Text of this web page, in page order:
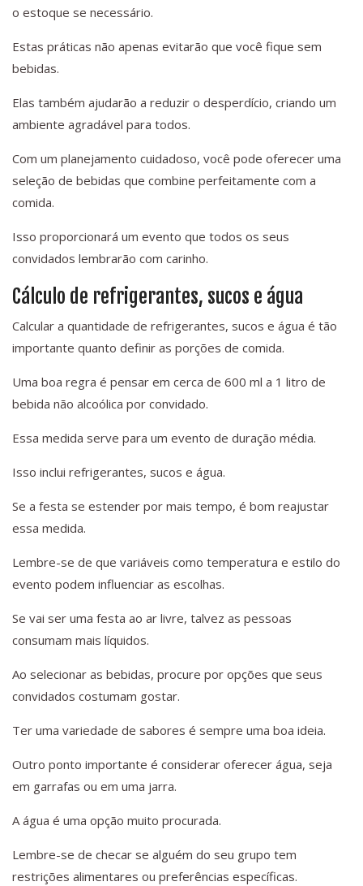
o estoque se necessário.
Estas práticas não apenas evitarão que você fique sem
bebidas.
Elas também ajudarão a reduzir o desperdício, criando um
ambiente agradável para todos.
Com um planejamento cuidadoso, você pode oferecer uma
seleção de bebidas que combine perfeitamente com a
comida.
Isso proporcionará um evento que todos os seus
convidados lembrarão com carinho.
Cálculo de refrigerantes, sucos e água
Calcular a quantidade de refrigerantes, sucos e água é tão
importante quanto definir as porções de comida.
Uma boa regra é pensar em cerca de 600 ml a 1 litro de
bebida não alcoólica por convidado.
Essa medida serve para um evento de duração média.
Isso inclui refrigerantes, sucos e água.
Se a festa se estender por mais tempo, é bom reajustar
essa medida.
Lembre-se de que variáveis como temperatura e estilo do
evento podem influenciar as escolhas.
Se vai ser uma festa ao ar livre, talvez as pessoas
consumam mais líquidos.
Ao selecionar as bebidas, procure por opções que seus
convidados costumam gostar.
Ter uma variedade de sabores é sempre uma boa ideia.
Outro ponto importante é considerar oferecer água, seja
em garrafas ou em uma jarra.
A água é uma opção muito procurada.
Lembre-se de checar se alguém do seu grupo tem
restrições alimentares ou preferências específicas.